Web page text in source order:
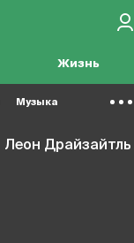
Жизнь
Музыка
Леон Драйзайтль